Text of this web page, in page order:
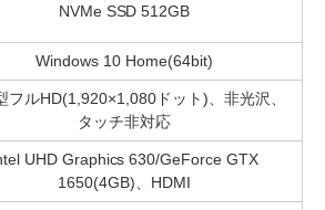
NVMe SSD 512GB
Windows 10 Home(64bit)
フルHD(1,920×1,080ドット)、非光沢、
タッチ非対応
UHD Graphics 630/GeForce GTX
1650(4GB)、HDMI